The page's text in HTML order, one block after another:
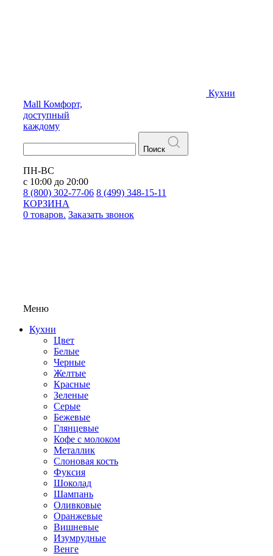
Кухни
Mall Комфорт,
доступный
каждому
Поиск
ПН-ВС
с 10:00 до 20:00
8 (800) 302-77-06 8 (499) 348-15-11
КОРЗИНА
0 товаров. Заказать звонок
Меню
Кухни
Цвет
Белые
Черные
Желтые
Красные
Зеленые
Серые
Бежевые
Глянцевые
Кофе с молоком
Металлик
Слоновая кость
Фуксия
Шоколад
Шампань
Оливковые
Оранжевые
Вишневые
Изумрудные
Венге